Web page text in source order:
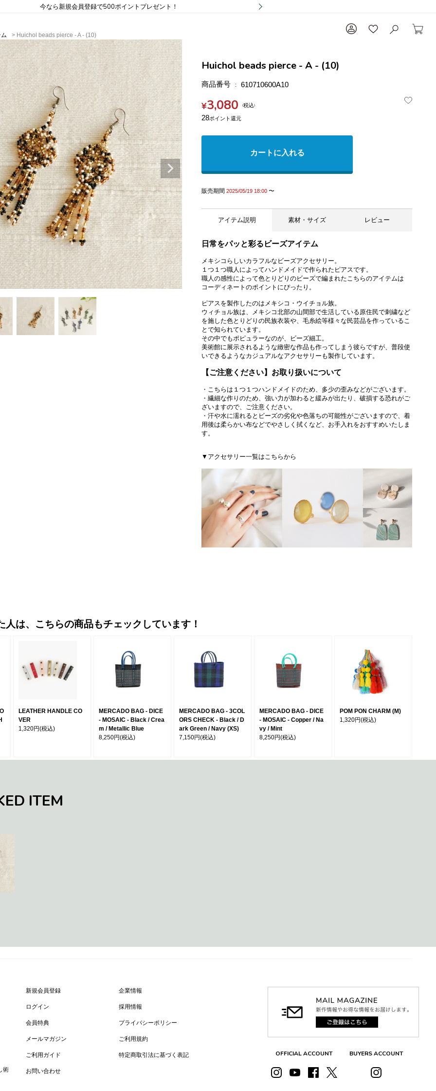
今なら新規会員登録で500ポイントプレゼント！
Huichol beads pierce - A - (10)
Huichol beads pierce - A - (10)
商品番号 610710600A10
¥3,080 税込
28
カートに入れる
販売期間 2025/05/19 18:00 〜
アイテム説明 素材・サイズ レビュー
日常をパッと彩るビーズアイテム
メキシコらしいカラフルなビーズアクセサリー。
１つ１つ職人によってハンドメイドで作られたピアスです。
職人の感性によって色とりどりのビーズで編まれたこちらのアイテムは
コーディネートのポイントにぴったり。
ピアスを製作したのはメキシコ・ウイチョル族。
ウィチョル族は、メキシコ北部の山間部で生活している原住民で刺繍など
を施した色とりどりの民族衣装や、毛糸絵等様々な民芸品を作っているこ
とで知られています。
その中でもポピュラーなのが、ビーズ細工。
美術館に展示されるような緻密な作品も作ってしまう彼らですが、普段使
いできるようなカジュアルなアクセサリーも製作しています。
【ご注意ください】お取り扱いについて
・こちらは１つ１つハンドメイドのため、多少の歪みなどがございます。
・繊細な作りのため、強い力が加わると緩みが出たり、破損する恐れがご
ざいますので、ご注意ください。
・汗や水に濡れるとビーズの劣化や色落ちの可能性がございますので、着
用後は柔らかい布などでやさしく拭くなど、お手入れをおすすめいたしま
す。
▼アクセサリー一覧はこちらから
人は、こちらの商品もチェックしています！
LEATHER HANDLE CO
VER
1,320円(税込)
MERCADO BAG - DICE
- MOSAIC - Black / Crea
m / Metallic Blue
8,250円(税込)
MERCADO BAG - 3COL
ORS CHECK - Black / D
ark Green / Navy (XS)
7,150円(税込)
MERCADO BAG - DICE
- MOSAIC - Copper / Na
vy / Mint
8,250円(税込)
POM PON CHARM (M)
1,320円(税込)
ITEM
術
新規会員登録
ログイン
会員特典
メールマガジン
ご利用ガイド
お問い合わせ
企業情報
採用情報
プライバシーポリシー
ご利用規約
特定商取引法に基づく表記 OFFICIAL ACCOUNT BUYERS ACCOUNT